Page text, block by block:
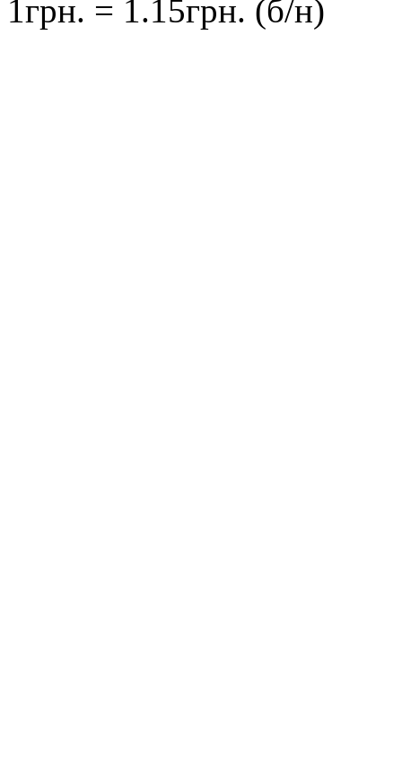
1грн. = 1.15грн. (б/н)